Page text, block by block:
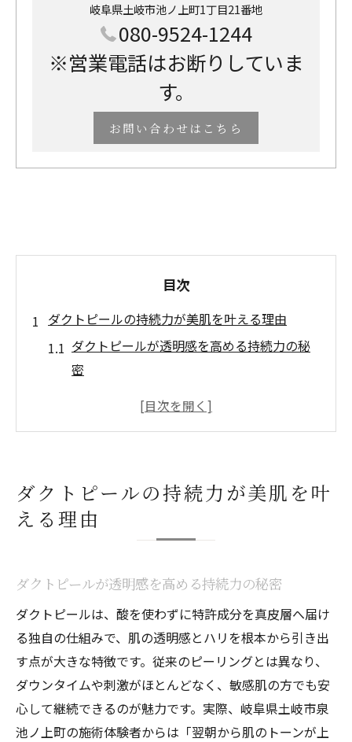
岐阜県土岐市池ノ上町1丁目21番地
080-9524-1244
※営業電話はお断りしていま
す。
お問い合わせはこちら
目次
ダクトピールの持続力が美肌を叶える理由
ダクトピールが透明感を高める持続力の秘
密
肌質改善にダクトピールが選ばれる理由と
ダクトピールで美肌を維持するための工夫
日々実感するダクトピールのメリットとは
敏感肌に優しいダクトピールの特徴を紹介
ダクトピールで刺激を抑えて肌を育てる方
ダクトピールは低刺激で安心して継続でき
る
敏感肌が求めるダクトピールの安心ポイン
ト
ダクトピールの持続力が美肌を叶
える理由
ダクトピールが透明感を高める持続力の秘密
ダクトピールは、酸を使わずに特許成分を真皮層へ届け
る独自の仕組みで、肌の透明感とハリを根本から引き出
す点が大きな特徴です。従来のピーリングとは異なり、
ダウンタイムや刺激がほとんどなく、敏感肌の方でも安
心して継続できるのが魅力です。実際、岐阜県土岐市泉
池ノ上町の施術体験者からは「翌朝から肌のトーンが上